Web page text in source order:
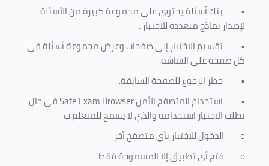
• بنك أسئلة يحتوي على مجموعة كبيرة من الأسئلة
لإصدار نماذج متعددة للاختبار.
• تقسيم الاختبار إلى صفحات وعرض مجموعة أسئلة في
كل صفحة على الشاشة.
• حظر الرجوع للصفحة السابقة.
• استخدام المتصفح الأمنSafe Exam Browserفي حال
تطلب الاختبار استخدامه والذي لا يسمح للمتعلم ب
o
الدخول للاختبار بأي متصفح أخر
o
فتح أي تطبيق إلا المسموحة فقط